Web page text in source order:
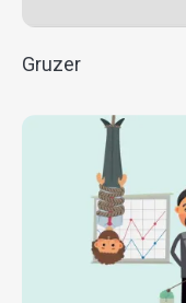
Gruzer